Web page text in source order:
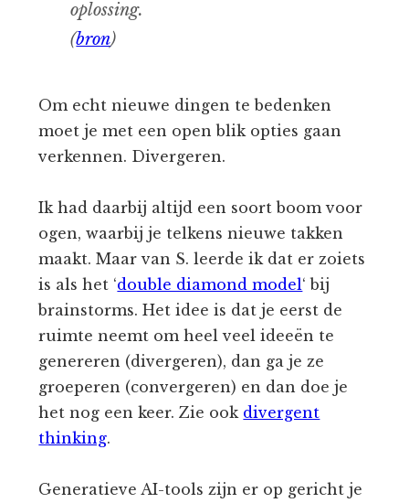
oplossing.
(bron)
Om echt nieuwe dingen te bedenken
moet je met een open blik opties gaan
verkennen. Divergeren.
Ik had daarbij altijd een soort boom voor
ogen, waarbij je telkens nieuwe takken
maakt. Maar van S. leerde ik dat er zoiets
is als het ‘double diamond model‘ bij
brainstorms. Het idee is dat je eerst de
ruimte neemt om heel veel ideeën te
genereren (divergeren), dan ga je ze
groeperen (convergeren) en dan doe je
het nog een keer. Zie ook divergent
thinking.
Generatieve AI-tools zijn er op gericht je